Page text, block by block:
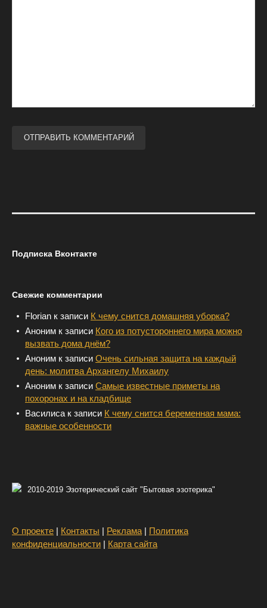
Подписка Вконтакте
Свежие комментарии
Florian к записи К чему снится домашняя уборка?
Аноним к записи Кого из потустороннего мира можно
вызвать дома днём?
Аноним к записи Очень сильная защита на каждый
день: молитва Архангелу Михаилу
Аноним к записи Самые известные приметы на
похоронах и на кладбище
Василиса к записи К чему снится беременная мама:
важные особенности
2010-2019 Эзотерический сайт "Бытовая эзотерика"
О проекте | Контакты | Реклама | Политика
конфиденциальности | Карта сайта